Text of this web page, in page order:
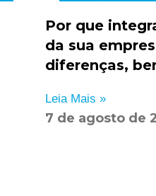
Por que
da sua
diferenças,
Leia Mais »
7 de agosto de